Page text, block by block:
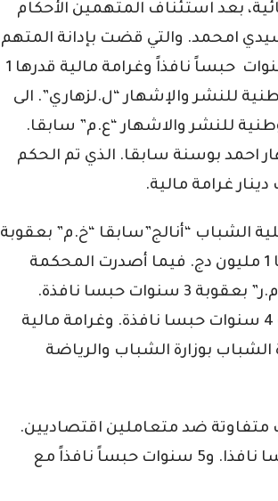
بعد استئناف المتهمين الأحكام
امحمد. والتي قضت بإدانة المتهم
الموقوف “خمري عبد القادر ” بعقوبة 8 سنوات حبساً نافذاً وغرامة مالية قدرها 1
للنشر والإشهار “ل.لزهاري”. الى
للنشر والاشهار “ع.م” سابقا.
احمد بوسنة سابقا. الذي تم الحكم
الشباب “أنالج”سابقا “خ.م” بعقوبة
5 سنوات حبسا نافذة. وغرامة مالية قدرها 1 مليون دج. فيما أصدرت المحكمة
حكما يقضي بإدانة مدير سابق لـ “أنالج” و”م.ر” بعقوبة 3 سنوات حبسا نافذة.
وغرامة مالية قدرها 1 مليون دينار. وعقوبة 4 سنوات حبسا نافذة. وغرامة مالية
الشباب بوزارة الشباب والرياضة
متفاوتة ضد متعاملين اقتصاديين.
وموظفين بوكالة “انالج” بين 18 شهرا حبسا نافذا. و5 سنوات حبساً نافذاً مع